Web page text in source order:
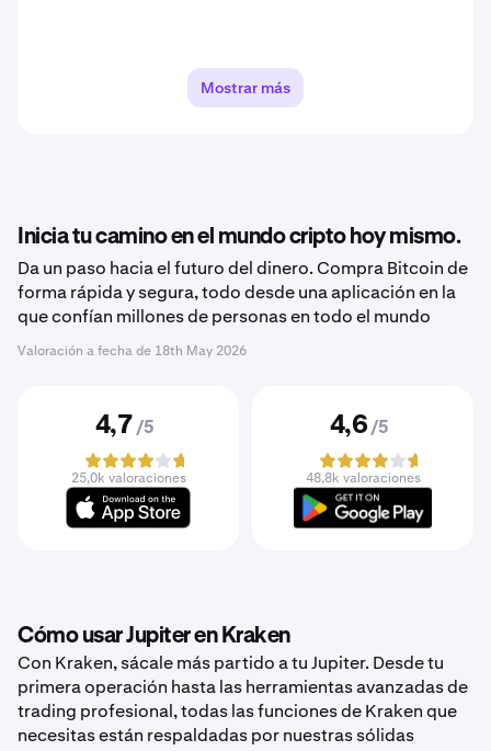
Mostrar más
Inicia tu camino en el mundo cripto hoy mismo.
Da un paso hacia el futuro del dinero. Compra Bitcoin de
forma rápida y segura, todo desde una aplicación en la
que confían millones de personas en todo el mundo
Valoración a fecha de 18th May 2026
4,7 /5
25,0k valoraciones
4,6 /5
48,8k valoraciones
Cómo usar Jupiter en Kraken
Con Kraken, sácale más partido a tu Jupiter. Desde tu
primera operación hasta las herramientas avanzadas de
trading profesional, todas las funciones de Kraken que
necesitas están respaldadas por nuestras sólidas